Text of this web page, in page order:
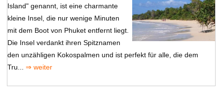
Island" genannt, ist eine charmante
kleine Insel, die nur wenige Minuten
mit dem Boot von Phuket entfernt liegt.
Die Insel verdankt ihren Spitznamen
den unzähligen Kokospalmen und ist perfekt für alle, die dem
Tru... ⇒ weiter